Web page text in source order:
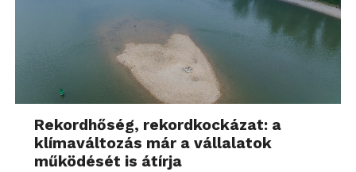
Rekordhőség, rekordkockázat: a
klímaváltozás már a vállalatok
működését is átírja